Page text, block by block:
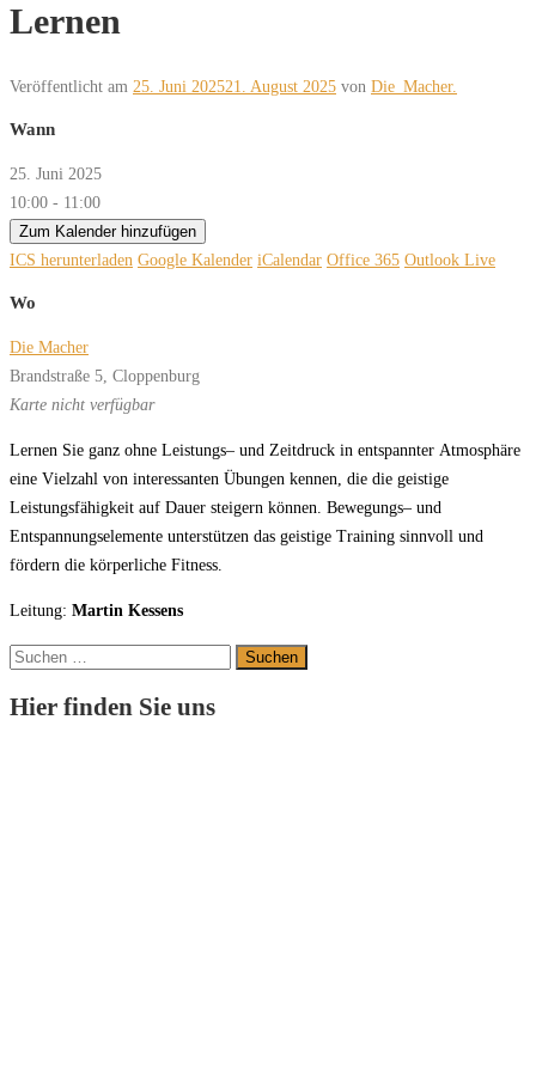
Lernen
Veröffentlicht am 25. Juni 202521. August 2025 von Die_Macher.
Wann
25. Juni 2025
10:00 - 11:00
Zum Kalender hinzufügen
ICS herunterladen Google Kalender iCalendar Office 365 Outlook Live
Wo
Die Macher
Brandstraße 5, Cloppenburg
Karte nicht verfügbar
Lernen Sie ganz ohne Leistungs– und Zeitdruck in entspannter Atmosphäre
eine Vielzahl von interessanten Übungen kennen, die die geistige
Leistungsfähigkeit auf Dauer steigern können. Bewegungs– und
Entspannungselemente unterstützen das geistige Training sinnvoll und
fördern die körperliche Fitness.
Leitung: Martin Kessens
Suchen
Hier finden Sie uns